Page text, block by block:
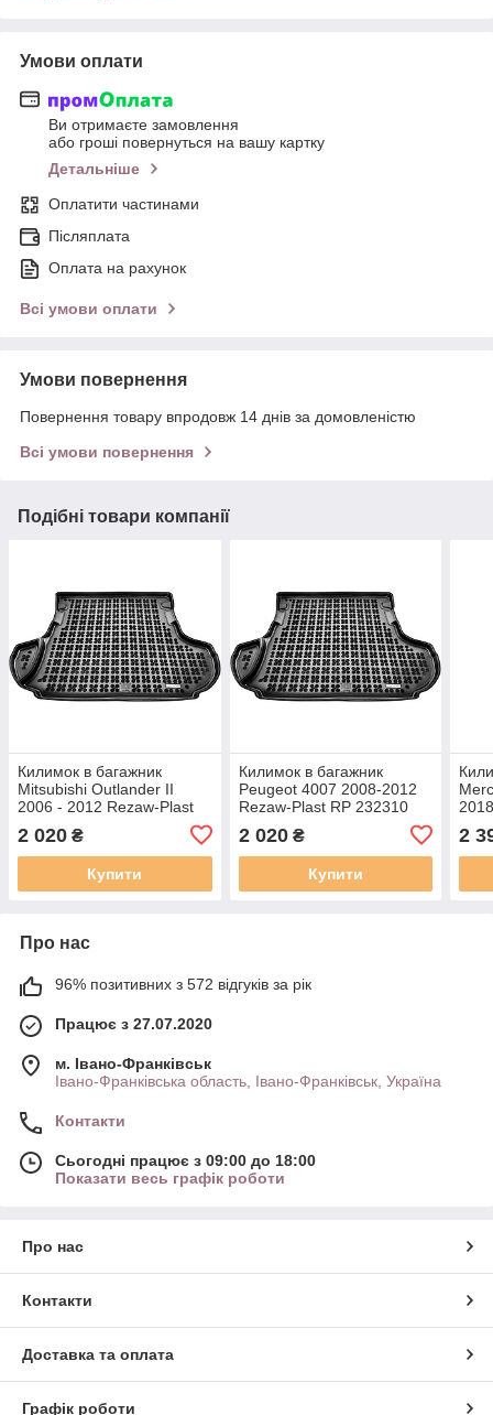
Умови оплати
Ви отримаєте замовлення
або гроші повернуться на вашу картку
Детальніше
Оплатити частинами
Післяплата
Оплата на рахунок
Всі умови оплати
Умови повернення
Повернення товару впродовж 14 днів за домовленістю
Всі умови повернення
Подібні товари компанії
Килимок в багажник
Mitsubishi Outlander II
2006 - 2012 Rezaw-Plast
2 020 ₴
Купити
Килимок в багажник
Peugeot 4007 2008-2012
Rezaw-Plast RP 232310
2 020₴
Купити
2
Про нас
96% позитивних з 572 відгуків за рік
Працює з 27.07.2020
м. Івано-Франківськ
Івано-Франківська область, Івано-Франківськ, Україна
Контакти
Сьогодні працює з 09:00 до 18:00
Показати весь графік роботи
Про нас
Контакти
Доставка та оплата
Графік роботи